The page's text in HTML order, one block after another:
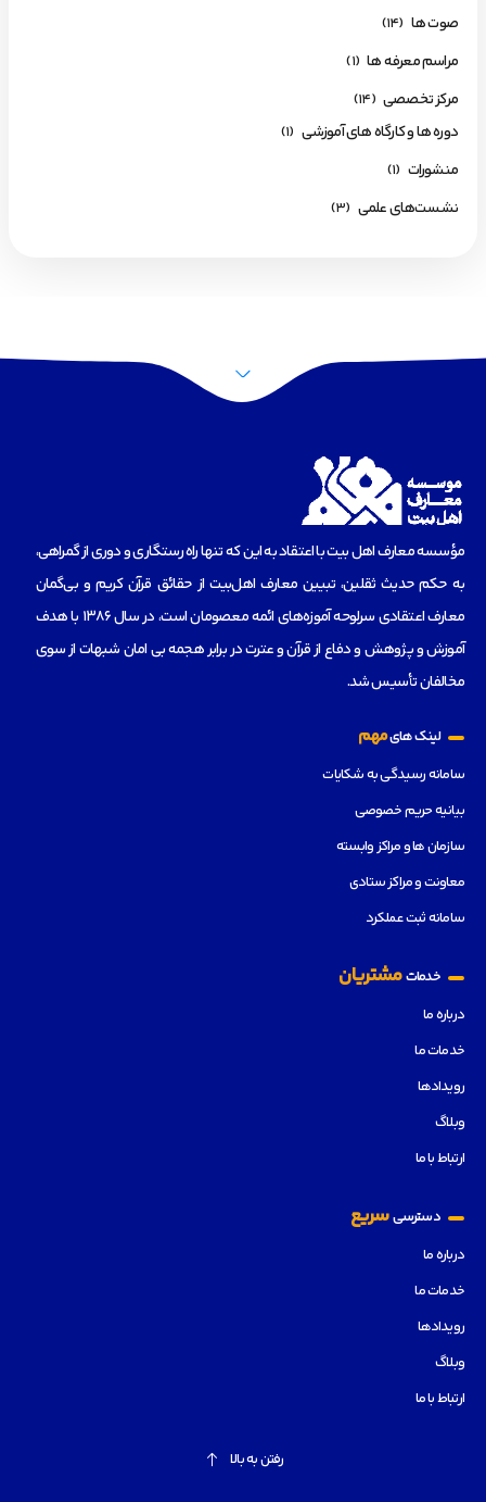
صوت ها (14)
مراسم معرفه ها (1)
مرکز تخصصی (14)
دوره ها و کارگاه های آموزشی (1)
منشورات (1)
نشست‌های علمی (3)
مؤسسه‌ معارف اهل بیت با اعتقاد به این که تنها راه رستگاری و دوری از گمراهی،
به حکم حدیث ثقلین، تبیین معارف اهل‌بیت از حقائق قرآن کریم و بی‌گمان
معارف اعتقادی سرلوحه آموزه‌های ائمه معصومان است، در سال 1386 با هدف
آموزش و پژوهش و دفاع از قرآن و عترت در برابر هجمه بی امان شبهات از سوی
مخالفان تأسیس شد.
لینک هایمهم
سامانه رسیدگی به شکایات
بیانیه حریم خصوصی
سازمان ها و مراکز وابسته
معاونت و مراکز ستادی
سامانه ثبت عملکرد
خدماتمشتریان
درباره ما
خدمات ما
رویدادها
وبلاگ
ارتباط با ما
دسترسیسریع
درباره ما
خدمات ما
رویدادها
وبلاگ
ارتباط با ما
رفتن به بالا